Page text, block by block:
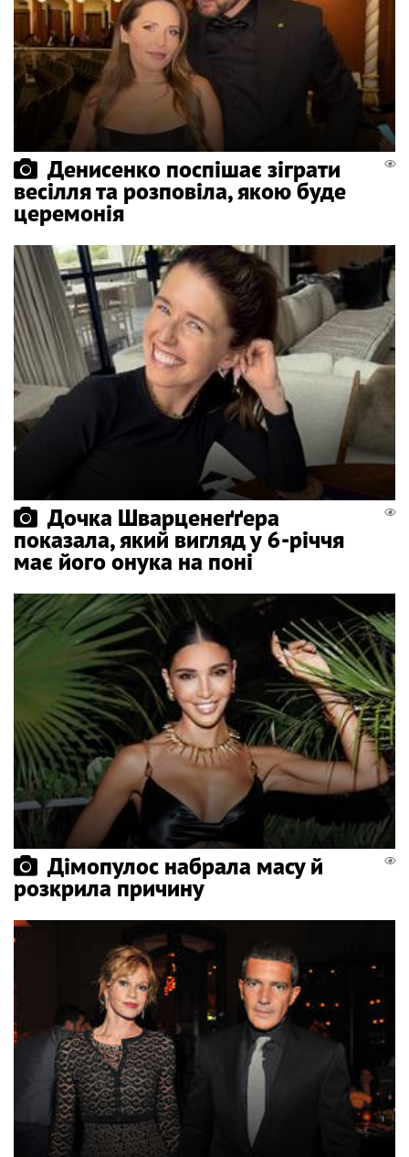
Денисенко поспішає зіграти
весілля та розповіла, якою буде
церемонія
Дочка Шварценеґґера
показала, який вигляд у 6-річчя
має його онука на поні
Дімопулос набрала масу й
розкрила причину